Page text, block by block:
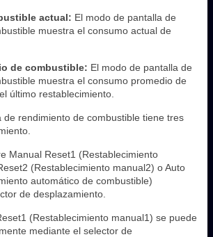
actual: El modo de pantalla de
muestra el consumo actual de
de combustible: El modo de pantalla de
muestra el consumo promedio de
último restablecimiento.
de rendimiento de combustible tiene tres
Manual Reset1 (Restablecimiento
(Restablecimiento manual2) o Auto
automático de combustible)
de desplazamiento.
(Restablecimiento manual1) se puede
mediante el selector de